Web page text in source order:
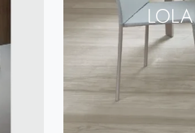
LOLA